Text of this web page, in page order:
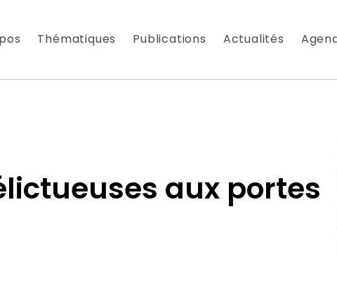
Thématiques Publications Actualités
aux portes
NOTRE NEWSLETTER